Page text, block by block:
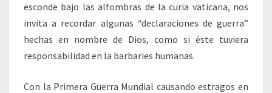
esconde bajo las alfombras de la curia vaticana, nos
invita a recordar algunas “declaraciones de guerra”
hechas en nombre de Dios, como si éste tuviera
responsabilidad en la barbaries humanas.
Con la Primera Guerra Mundial causando estragos en